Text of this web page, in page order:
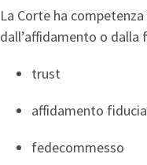
La Corte ha
dall’affidamento o dalla
trust
affidamento
fedecommesso